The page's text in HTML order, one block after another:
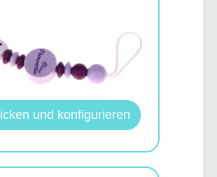
und konfigurieren